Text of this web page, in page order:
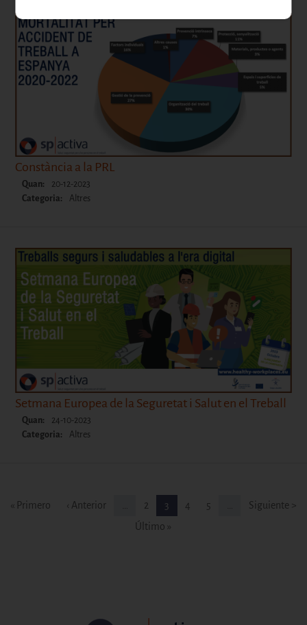
Constància a la PRL
Quan:
20-12-2023
Categoria:
Altres
Setmana Europea de la Seguretat i Salut en el Treball
Quan:
24-10-2023
Categoria:
Altres
Primera pàgina
« Primero Pàgina anterior
‹ Anterior Pàgina
2 Pàgina
3 Pàgina
4 Pàgina
5 Pàgina
Siguiente >
Última pàgina
Último »